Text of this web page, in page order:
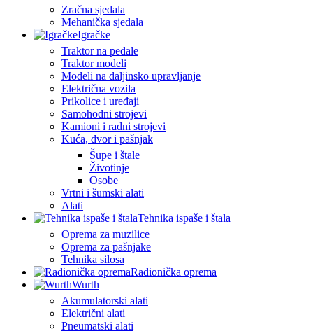
Zračna sjedala
Mehanička sjedala
Igračke
Traktor na pedale
Traktor modeli
Modeli na daljinsko upravljanje
Električna vozila
Prikolice i uređaji
Samohodni strojevi
Kamioni i radni strojevi
Kuća, dvor i pašnjak
Šupe i štale
Životinje
Osobe
Vrtni i šumski alati
Alati
Tehnika ispaše i štala
Oprema za muzilice
Oprema za pašnjake
Tehnika silosa
Radionička oprema
Wurth
Akumulatorski alati
Električni alati
Pneumatski alati